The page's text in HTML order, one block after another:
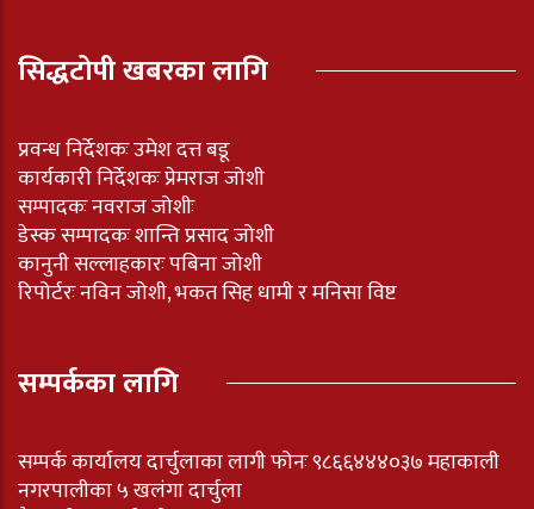
सिद्धटोपी खबरका लागि
प्रवन्ध निर्देशकः उमेश दत्त बडू
कार्यकारी निर्देशकः प्रेमराज जोशी
सम्पादकः नवराज जोशीः
डेस्क सम्पादकः शान्ति प्रसाद जोशी
कानुनी सल्लाहकारः पबिना जोशी
रिपोर्टरः नविन जोशी, भकत सिह धामी र मनिसा विष्ट
सम्पर्कका लागि
सम्पर्क कार्यालय दार्चुलाका लागी फोनः ९८६६४४४०३७ महाकाली
नगरपालीका ५ खलंगा दार्चुला